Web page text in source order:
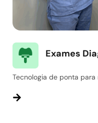
Exames
Tecnologia de ponta